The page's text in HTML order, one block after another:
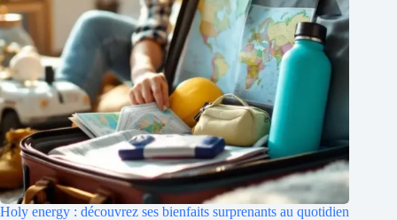
Holy energy : découvrez ses bienfaits surprenants au quotidien